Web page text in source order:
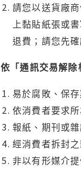
請您以送貨廠
上黏貼紙張或
退費；請您先
依「通訊交易解
易於腐敗、保
依消費者要求
報紙、期刊或雜
經消費者拆封
非以有形媒介